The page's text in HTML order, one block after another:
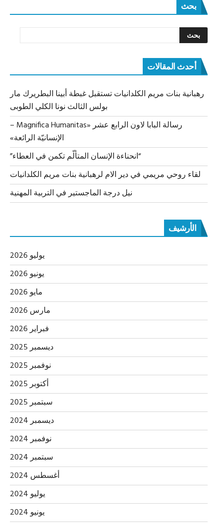
بحث
أحدث المقالات
رهبانية بنات مريم الكلدانيات تستقبل غبطة أبينا البطريرك مار
بولس الثالث نونا الكلي الطوبى
رسالة البابا لاون الرابع عشر «Magnifica Humanitas –
الإنسانيّة الرائعة»
“انحناءة الإنسان المتألّم تكمن في العطاء”
لقاء روحي مريمي في دير الام لرهبانية بنات مريم الكلدانيات
نيل درجة الماجستير في التربية المهنية
الأرشيف
يوليو 2026
يونيو 2026
مايو 2026
مارس 2026
فبراير 2026
ديسمبر 2025
نوفمبر 2025
أكتوبر 2025
سبتمبر 2025
ديسمبر 2024
نوفمبر 2024
سبتمبر 2024
أغسطس 2024
يوليو 2024
يونيو 2024